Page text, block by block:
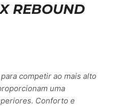
REBOUND
competir ao mais alto
uma
Conforto e